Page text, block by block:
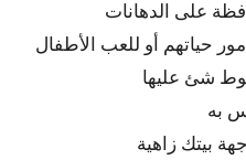
على الدهانات
حياتهم أو للعب الأطفال
شئ عليها
به
بيتك زاهية